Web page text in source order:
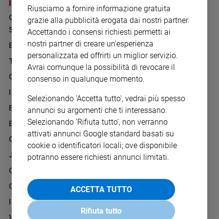
Chiesa
e
spiritualità
Devozione
e
fede
del
giorno
giorno
Società
e
I SITI SAN PAOLO
GRUPPO EDITORIALE
SAN PAOLO
BENESSERE
TELENOVA
GAZZETTA D'ALBA
IL GIORNALINO
EDICOLA SAN PAOLO
EDIZIONI SAN PAOLO
CREDERE
JESUS
GBABY
G-WEB
I LOVE ENGLISH JUNIOR
NOTE LEGALI
PRIVACY POLICY
INFORMATIVA
WHISTLEBLOWING
SOCIAL
Riusciamo a fornire informazione gratuita
grazie alla pubblicità erogata dai nostri partner.
Accettando i consensi richiesti permetti ai
nostri partner di creare un'esperienza
personalizzata ed offrirti un miglior servizio.
Avrai comunque la possibilità di revocare il
consenso in qualunque momento.
Selezionando 'Accetta tutto', vedrai più spesso
annunci su argomenti che ti interessano.
Selezionando 'Rifiuta tutto', non verranno
attivati annunci Google standard basati su
cookie o identificatori locali; ove disponibile
potranno essere richiesti annunci limitati.
ACCETTA TUTTO
Rifiuta tutto